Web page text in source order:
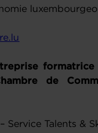
de
Service Talents &